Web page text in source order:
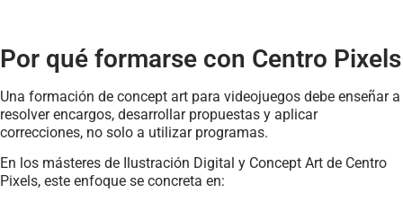
Por qué formarse con Centro Pixels
Una formación de concept art para videojuegos debe enseñar a
resolver encargos, desarrollar propuestas y aplicar
correcciones, no solo a utilizar programas.
En los másteres de Ilustración Digital y Concept Art de Centro
Pixels, este enfoque se concreta en: